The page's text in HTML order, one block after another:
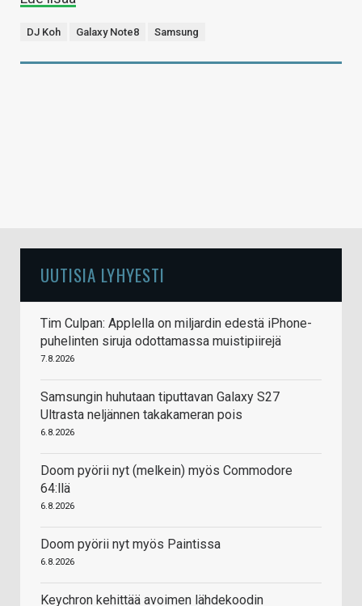
DJ Koh Galaxy Note8 Samsung
UUTISIA LYHYESTI
Tim Culpan: Applella on miljardin edestä iPhone-
puhelinten siruja odottamassa muistipiirejä
7.8.2026
Samsungin huhutaan tiputtavan Galaxy S27
Ultrasta neljännen takakameran pois
6.8.2026
Doom pyörii nyt (melkein) myös Commodore
64:llä
6.8.2026
Doom pyörii nyt myös Paintissa
6.8.2026
Keychron kehittää avoimen lähdekoodin